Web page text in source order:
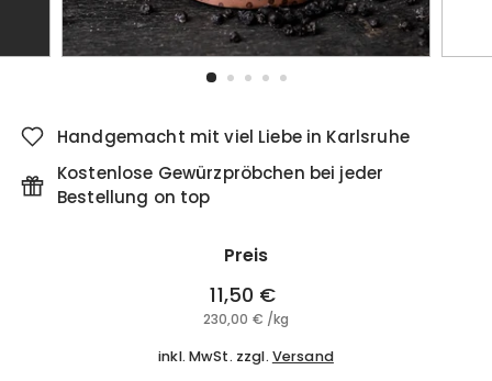
Handgemacht mit viel Liebe in Karlsruhe
Kostenlose Gewürzpröbchen bei jeder
Bestellung on top
Preis
Normaler
Preis
11,50 €
€
230,00 € 230,00
/kg
inkl. MwSt. zzgl. Versand